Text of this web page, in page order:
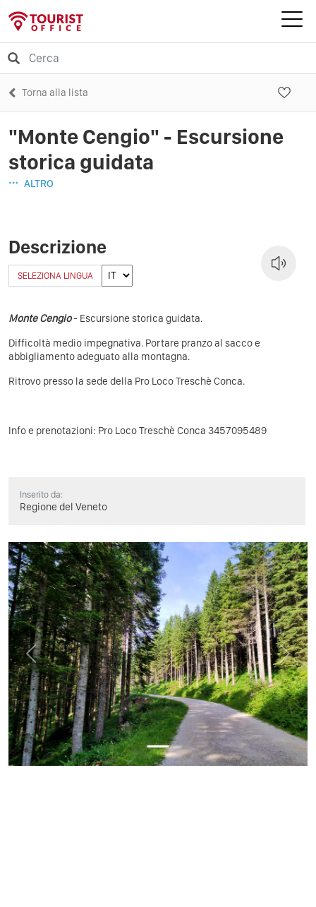
Torna alla lista
"Monte Cengio" - Escursione
storica guidata
ALTRO
Descrizione
SELEZIONA LINGUA
Monte Cengio- Escursione storica guidata.
Difficoltà medio impegnativa. Portare pranzo al sacco e
abbigliamento adeguato alla montagna.
Ritrovo presso la sede della Pro Loco Treschè Conca.
Info e prenotazioni: Pro Loco Treschè Conca 3457095489
Inserito da:
Regione del Veneto
Previous Next